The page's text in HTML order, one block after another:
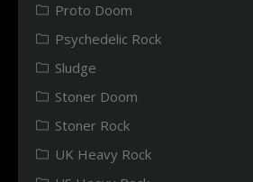
Proto Doom
Psychedelic Rock
Sludge
Stoner Doom
Stoner Rock
UK Heavy Rock